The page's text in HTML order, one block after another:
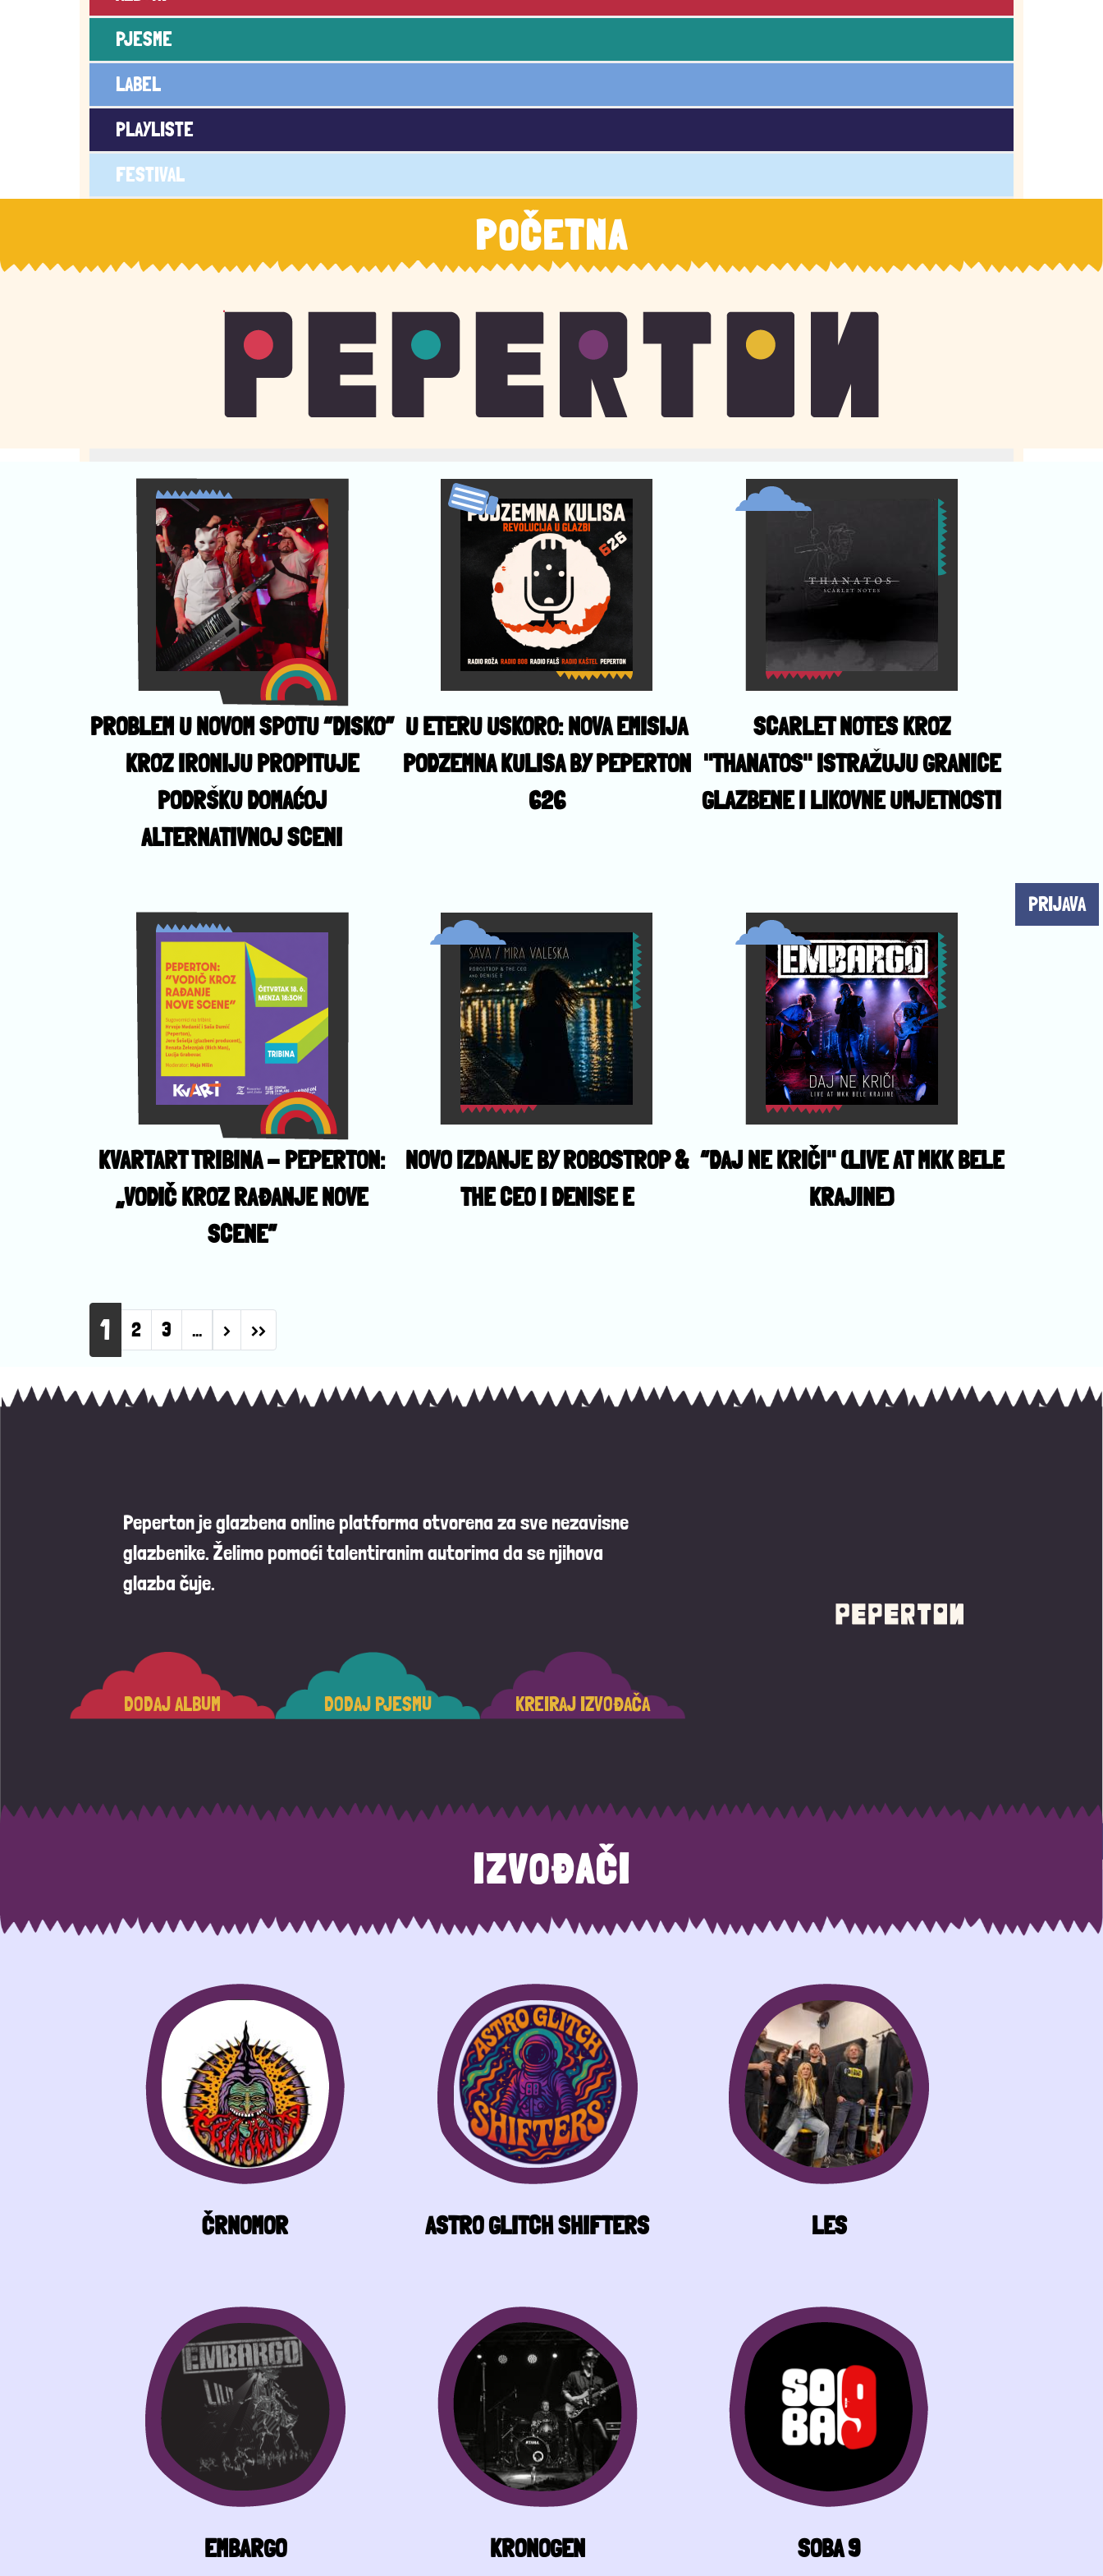
PJESME
LABEL
PLAYLISTE
FESTIVAL
PRIJAVA
POČETNA
PROBLEM U NOVOM SPOTU “DISKO”
KROZ IRONIJU PROPITUJE
PODRŠKU DOMAĆOJ
ALTERNATIVNOJ SCENI
U ETERU USKORO: NOVA EMISIJA
PODZEMNA KULISA BY PEPERTON
626
SCARLET NOTES KROZ
"THANATOS" ISTRAŽUJU GRANICE
GLAZBENE I LIKOVNE UMJETNOSTI
KVARTART TRIBINA - PEPERTON:
„VODIČ KROZ RAĐANJE NOVE
SCENE”
NOVO IZDANJE BY ROBOSTROP &
THE CEO I DENISE E
“DAJ NE KRIČI" (LIVE AT MKK BELE
KRAJINE)
Pagination
1 2 3 … ›Next page
››Last page
Peperton je glazbena online platforma otvorena za sve nezavisne
glazbenike. Želimo pomoći talentiranim autorima da se njihova
glazba čuje.
DODAJ ALBUM DODAJ PJESMU KREIRAJ IZVOĐAČA
IZVOĐAČI
ČRNOMOR ASTRO GLITCH SHIFTERS LES
EMBARGO KRONOGEN SOBA 9